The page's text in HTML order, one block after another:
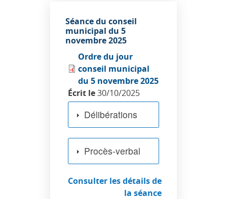
Séance du conseil
municipal du 5
novembre 2025
Ordre du jour
conseil municipal
du 5 novembre 2025
Écrit le30/10/2025
Délibérations
Procès-verbal
Consulter les détails de
la séance